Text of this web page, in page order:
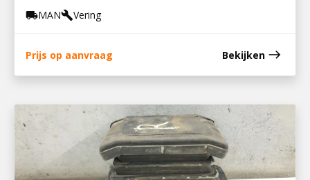
local_shippingMANbuildVering
Prijs op aanvraag Bekijken east